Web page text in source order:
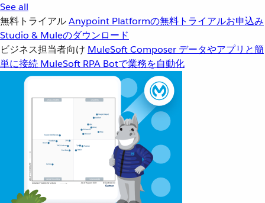
See all
無料トライアルAnypoint Platformの無料トライアルお申込み
Studio & Muleのダウンロード
ビジネス担当者向け MuleSoft Composer データやアプリと簡
単に接続 MuleSoft RPA Botで業務を自動化